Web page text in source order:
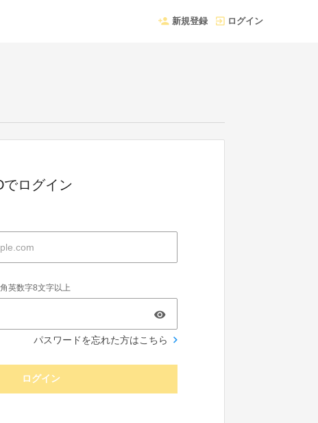
新規登録 ログイン
ログイン
英数字8文字以上
パスワードを忘れた方はこちら
ログイン